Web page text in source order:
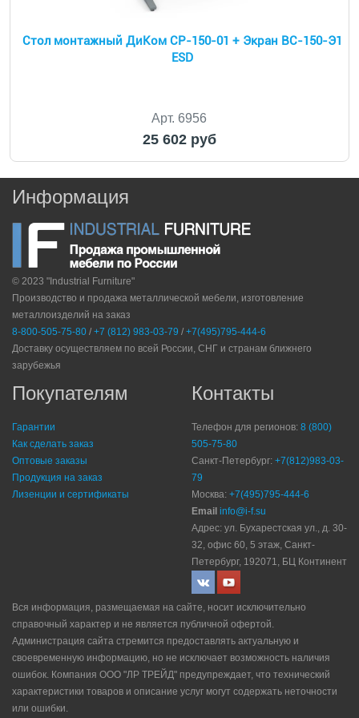
Стол монтажный ДиКом СР-150-01 + Экран ВС-150-Э1
ESD
Арт. 6956
25 602 руб
Информация
© 2023 "Industrial Furniture"
Производство и продажа металлической мебели, изготовление
металлоизделий на заказ
8-800-505-75-80 / +7 (812) 983-03-79 / +7(495)795-444-6
Доставку осуществляем по всей России, СНГ и странам ближнего
зарубежья
Покупателям
Гарантии
Как сделать заказ
Оптовые заказы
Продукция на заказ
Лизенции и сертификаты
Контакты
Телефон для регионов: 8 (800)
505-75-80
Санкт-Петербург: +7(812)983-03-
79
Москва: +7(495)795-444-6
Email info@i-f.su
Адрес: ул. Бухарестская ул., д. 30-
32, офис 60, 5 этаж, Санкт-
Петербург, 192071, БЦ Континент
Вся информация, размещаемая на сайте, носит исключительно
справочный характер и не является публичной офертой.
Администрация сайта стремится предоставлять актуальную и
своевременную информацию, но не исключает возможность наличия
ошибок. Компания ООО "ЛР ТРЕЙД" прeдупрeждaeт, что технический
характеристики товаров и описание услуг могут содержать неточности
или ошибки.